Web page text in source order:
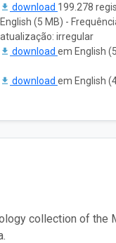
download 199.278
English (5 MB) -
atualização: irregular
download em English
download em English
collection of the